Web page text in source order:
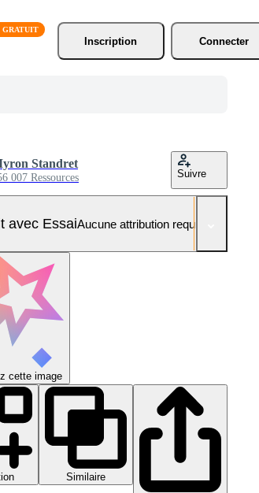
Inscription
Connecter
Standret
007 Ressources Suivre
avec EssaiAucune attribution requise
cette image
Similaire